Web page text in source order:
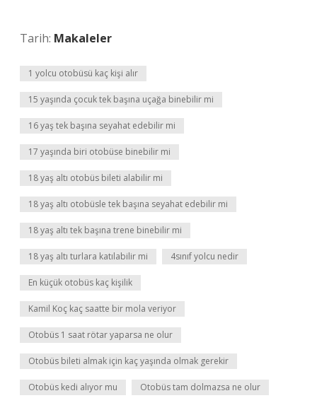
Tarih: Makaleler
1 yolcu otobüsü kaç kişi alır
15 yaşında çocuk tek başına uçağa binebilir mi
16 yaş tek başına seyahat edebilir mi
17 yaşında biri otobüse binebilir mi
18 yaş altı otobüs bileti alabilir mi
18 yaş altı otobüsle tek başına seyahat edebilir mi
18 yaş altı tek başına trene binebilir mi
18 yaş altı turlara katılabilir mi 4sınıf yolcu nedir
En küçük otobüs kaç kişilik
Kamil Koç kaç saatte bir mola veriyor
Otobüs 1 saat rötar yaparsa ne olur
Otobüs bileti almak için kaç yaşında olmak gerekir
Otobüs kedi alıyor mu Otobüs tam dolmazsa ne olur